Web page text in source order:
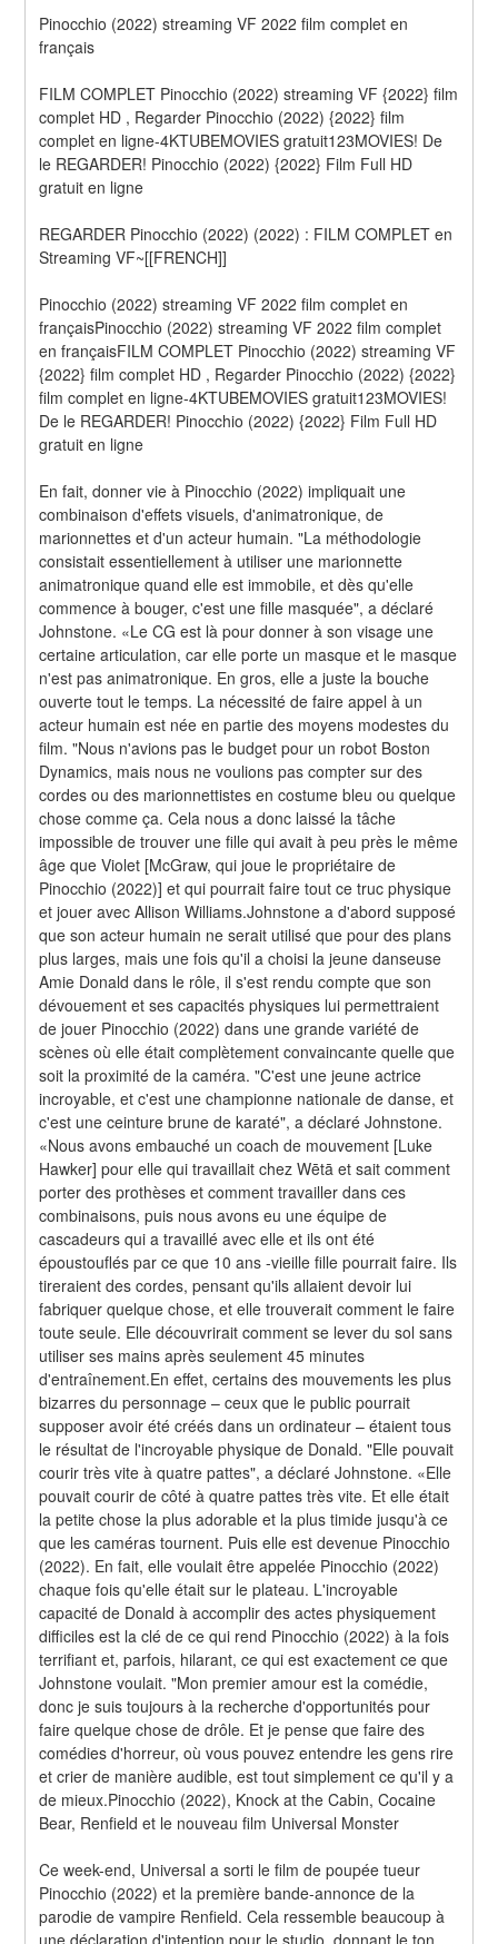
Pinocchio (2022) streaming VF 2022 film complet en
français
FILM COMPLET Pinocchio (2022) streaming VF {2022} film
complet HD , Regarder Pinocchio (2022) {2022} film
complet en ligne-4KTUBEMOVIES gratuit123MOVIES! De
le REGARDER! Pinocchio (2022) {2022} Film Full HD
gratuit en ligne
REGARDER Pinocchio (2022) (2022) : FILM COMPLET en
Streaming VF~[[FRENCH]]
Pinocchio (2022) streaming VF 2022 film complet en
françaisPinocchio (2022) streaming VF 2022 film complet
en françaisFILM COMPLET Pinocchio (2022) streaming VF
{2022} film complet HD , Regarder Pinocchio (2022) {2022}
film complet en ligne-4KTUBEMOVIES gratuit123MOVIES!
De le REGARDER! Pinocchio (2022) {2022} Film Full HD
gratuit en ligne
En fait, donner vie à Pinocchio (2022) impliquait une
combinaison d'effets visuels, d'animatronique, de
marionnettes et d'un acteur humain. "La méthodologie
consistait essentiellement à utiliser une marionnette
animatronique quand elle est immobile, et dès qu'elle
commence à bouger, c'est une fille masquée", a déclaré
Johnstone. «Le CG est là pour donner à son visage une
certaine articulation, car elle porte un masque et le masque
n'est pas animatronique. En gros, elle a juste la bouche
ouverte tout le temps. La nécessité de faire appel à un
acteur humain est née en partie des moyens modestes du
film. "Nous n'avions pas le budget pour un robot Boston
Dynamics, mais nous ne voulions pas compter sur des
cordes ou des marionnettistes en costume bleu ou quelque
chose comme ça. Cela nous a donc laissé la tâche
impossible de trouver une fille qui avait à peu près le même
âge que Violet [McGraw, qui joue le propriétaire de
Pinocchio (2022)] et qui pourrait faire tout ce truc physique
et jouer avec Allison Williams.Johnstone a d'abord supposé
que son acteur humain ne serait utilisé que pour des plans
plus larges, mais une fois qu'il a choisi la jeune danseuse
Amie Donald dans le rôle, il s'est rendu compte que son
dévouement et ses capacités physiques lui permettraient
de jouer Pinocchio (2022) dans une grande variété de
scènes où elle était complètement convaincante quelle que
soit la proximité de la caméra. "C'est une jeune actrice
incroyable, et c'est une championne nationale de danse, et
c'est une ceinture brune de karaté", a déclaré Johnstone.
«Nous avons embauché un coach de mouvement [Luke
Hawker] pour elle qui travaillait chez Wētā et sait comment
porter des prothèses et comment travailler dans ces
combinaisons, puis nous avons eu une équipe de
cascadeurs qui a travaillé avec elle et ils ont été
époustouflés par ce que 10 ans -vieille fille pourrait faire. Ils
tireraient des cordes, pensant qu'ils allaient devoir lui
fabriquer quelque chose, et elle trouverait comment le faire
toute seule. Elle découvrirait comment se lever du sol sans
utiliser ses mains après seulement 45 minutes
d'entraînement.En effet, certains des mouvements les plus
bizarres du personnage – ceux que le public pourrait
supposer avoir été créés dans un ordinateur – étaient tous
le résultat de l'incroyable physique de Donald. "Elle pouvait
courir très vite à quatre pattes", a déclaré Johnstone. «Elle
pouvait courir de côté à quatre pattes très vite. Et elle était
la petite chose la plus adorable et la plus timide jusqu'à ce
que les caméras tournent. Puis elle est devenue Pinocchio
(2022). En fait, elle voulait être appelée Pinocchio (2022)
chaque fois qu'elle était sur le plateau. L'incroyable
capacité de Donald à accomplir des actes physiquement
difficiles est la clé de ce qui rend Pinocchio (2022) à la fois
terrifiant et, parfois, hilarant, ce qui est exactement ce que
Johnstone voulait. "Mon premier amour est la comédie,
donc je suis toujours à la recherche d'opportunités pour
faire quelque chose de drôle. Et je pense que faire des
comédies d'horreur, où vous pouvez entendre les gens rire
et crier de manière audible, est tout simplement ce qu'il y a
de mieux.Pinocchio (2022), Knock at the Cabin, Cocaine
Bear, Renfield et le nouveau film Universal Monster
Ce week-end, Universal a sorti le film de poupée tueur
Pinocchio (2022) et la première bande-annonce de la
parodie de vampire Renfield. Cela ressemble beaucoup à
une déclaration d'intention pour le studio, donnant le ton